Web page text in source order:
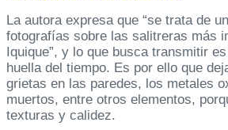
La autora expresa que “se trata de
fotografías sobre las salitreras más
Iquique”, y lo que busca transmitir
huella del tiempo. Es por ello que
grietas en las paredes, los metales
muertos, entre otros elementos,
texturas y calidez.